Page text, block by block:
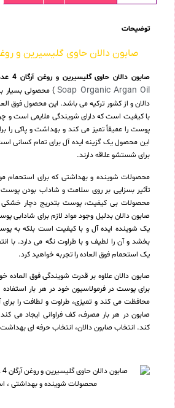
توضیحات
صابون دالان حاوی گلیسیرین و روغن
صابون دالان حاوی گلیسیرین و روغن آرگان 4 عددی
Soap Organic Argan Oil) محصولی بسیار با
با کیفیت است که دارای شویندگی ملایمی است و
پوست را عمیقاً تمیز می کند و بهداشت و پاکی را
این محصول یک گزینه ایده آل برای تمام کسانی
برای شستشو علاقه دارند.
محصولات شوینده و بهداشتی که برای استحمام
تأثیر بسزایی بر روی سلامت و شاداب بودن پوست
محصولات بی کیفیت، پوست بتدریج دچار
صابون دالان بدلیل وجود مواد لازم برای شادابی
یک شوینده ایده آل و با کیفیت است بلکه به
بخشد و آن را لطیف و با طراوت نگه می دارد. با
یک استحمام فوق العاده را تجربه خواهید کرد.
صابون دالان علاوه بر قدرت شویندگی فوق العاده
برای پوست در فرمولاسیون خود در هر بار
محافظت می کند و تمیزی، طراوت و لطافت را برای
صابون در هر بار مصرف، کف فراوانی ایجاد می
کند. انتخاب صابون دالان، انتخاب حرفه ای